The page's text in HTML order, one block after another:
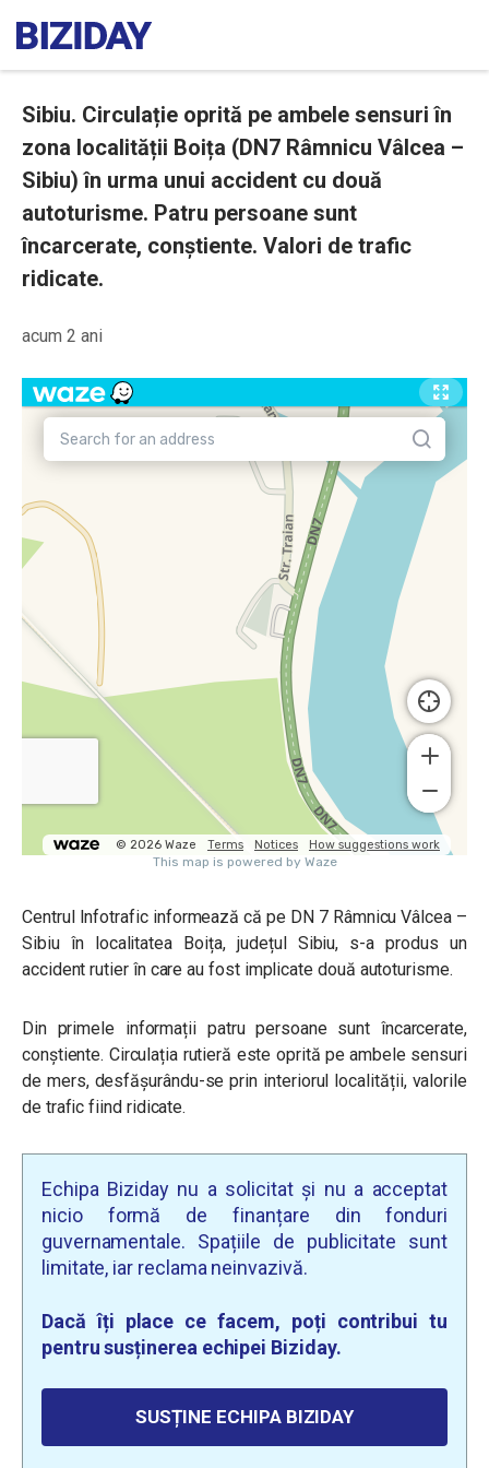
Sibiu. Circulație oprită pe ambele sensuri în
zona localității Boița (DN7 Râmnicu Vâlcea –
Sibiu) în urma unui accident cu două
autoturisme. Patru persoane sunt
încarcerate, conștiente. Valori de trafic
ridicate.
acum 2 ani
Centrul Infotrafic informează că pe DN 7 Râmnicu Vâlcea –
Sibiu în localitatea Boița, județul Sibiu, s-a produs un
accident rutier în care au fost implicate două autoturisme.
Din primele informații patru persoane sunt încarcerate,
conștiente. Circulația rutieră este oprită pe ambele sensuri
de mers, desfășurându-se prin interiorul localității, valorile
de trafic fiind ridicate.
Echipa Biziday nu a solicitat și nu a acceptat
nicio formă de finanțare din fonduri
guvernamentale. Spațiile de publicitate sunt
limitate, iar reclama neinvazivă.
Dacă îți place ce facem, poți contribui tu
pentru susținerea echipei Biziday.
SUSȚINE ECHIPA BIZIDAY